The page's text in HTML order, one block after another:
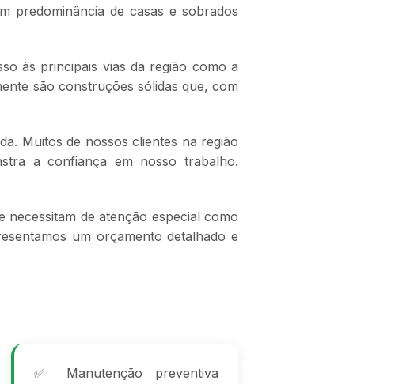
predominância de casas e sobrados
às principais vias da região como a
são construções sólidas que, com
Muitos de nossos clientes na região
a confiança em nosso trabalho.
de atenção especial como
um orçamento detalhado e
✅ Manutenção preventiva